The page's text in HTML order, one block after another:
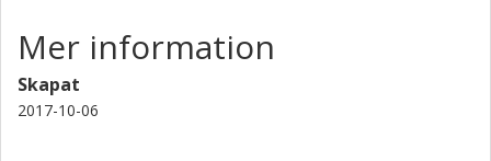
Mer information
Skapat
2017-10-06